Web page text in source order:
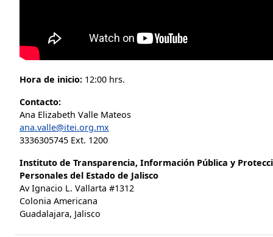
Hora de inicio: 12:00 hrs.
Contacto:
Ana Elizabeth Valle Mateos
ana.valle@itei.org.mx
3336305745 Ext. 1200
Instituto de Transparencia, Información Pública y
Personales del Estado de Jalisco
Av Ignacio L. Vallarta #1312
Colonia Americana
Guadalajara, Jalisco